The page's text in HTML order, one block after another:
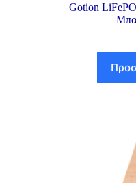
Gotion